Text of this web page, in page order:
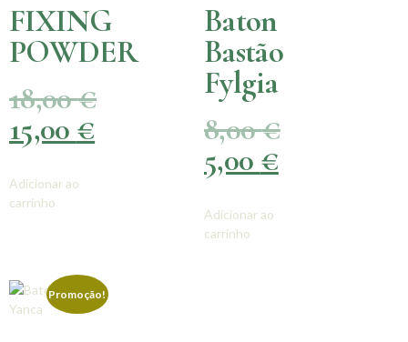
FIXING
POWDER
18,00€
15,00 €
Adicionar ao
carrinho
Baton
Bastão
Fylgia
8,00€
5,00 €
Adicionar ao
carrinho
Promoção!